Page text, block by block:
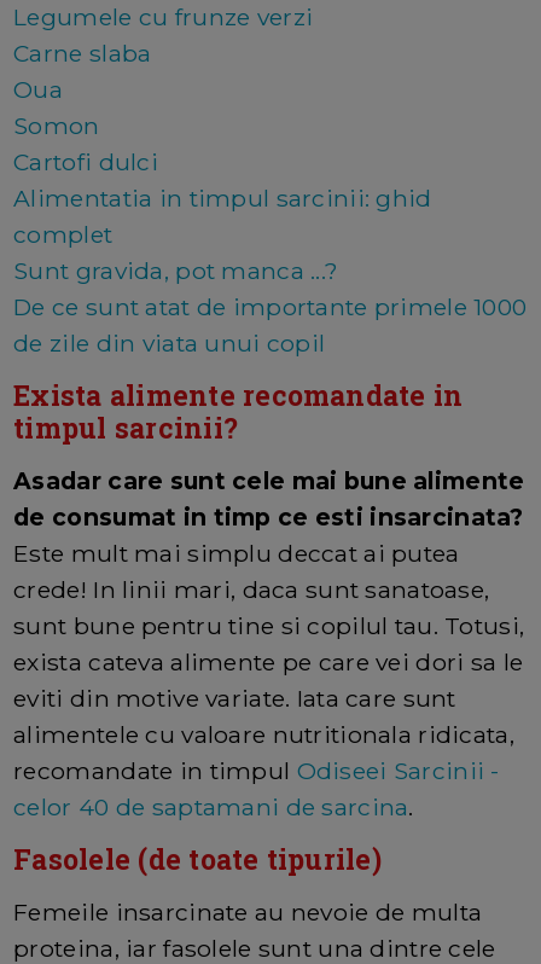
Legumele cu frunze verzi
Carne slaba
Oua
Somon
Cartofi dulci
Alimentatia in timpul sarcinii: ghid
complet
Sunt gravida, pot manca ...?
De ce sunt atat de importante primele 1000
de zile din viata unui copil
Exista alimente recomandate in
timpul sarcinii?
Asadar care sunt cele mai bune alimente
de consumat in timp ce esti insarcinata?
Este mult mai simplu deccat ai putea
crede! In linii mari, daca sunt sanatoase,
sunt bune pentru tine si copilul tau. Totusi,
exista cateva alimente pe care vei dori sa le
eviti din motive variate. Iata care sunt
alimentele cu valoare nutritionala ridicata,
recomandate in timpul Odiseei Sarcinii -
celor 40 de saptamani de sarcina.
Fasolele (de toate tipurile)
Femeile insarcinate au nevoie de multa
proteina, iar fasolele sunt una dintre cele